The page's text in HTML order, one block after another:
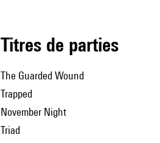
Titres de parties
The Guarded Wound
Trapped
November Night
Triad